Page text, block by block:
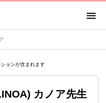
ョンが含まれます
カノア先生